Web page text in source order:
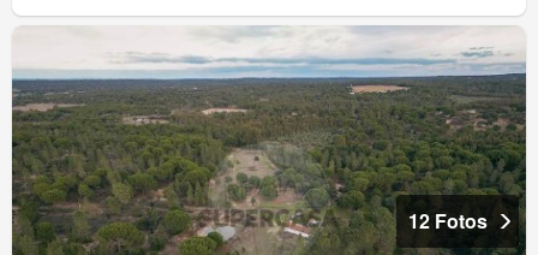
12 Fotos